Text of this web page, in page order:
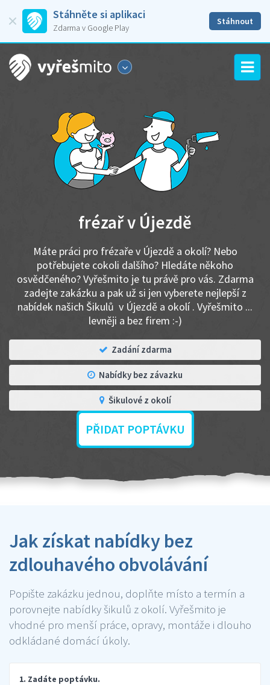
Stáhněte si aplikaci
Zdarma v Google Play
Stáhnout
frézař v Újezdě
Máte práci pro frézaře v Újezdě a okolí? Nebo
potřebujete cokoli dalšího? Hledáte někoho
osvědčeného? Vyřešmito je tu právě pro vás. Zdarma
zadejte zakázku a pak už si jen vyberete nejlepší z
nabídek našich Šikulů v Újezdě a okolí . Vyřešmito ...
levněji a bez firem :-)
Zadání zdarma
Nabídky bez závazku
Šikulové z okolí
PŘIDAT POPTÁVKU
Jak získat nabídky bez
zdlouhavého obvolávání
Popište zakázku jednou, doplňte místo a termín a
porovnejte nabídky šikulů z okolí. Vyřešmito je
vhodné pro menší práce, opravy, montáže i dlouho
odkládané domácí úkoly.
1. Zadáte poptávku.